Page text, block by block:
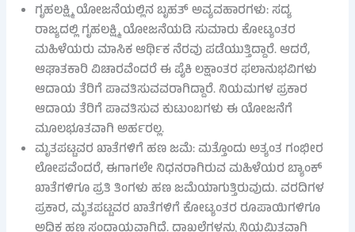
ಗೃಹಲಕ್ಷ್ಮಿ ಯೋಜನೆಯಲ್ಲಿನ ಬೃಹತ್ ಅವ್ಯವಹಾರಗಳು: ಸದ್ಯ
ರಾಜ್ಯದಲ್ಲಿ ಗೃಹಲಕ್ಷ್ಮಿ ಯೋಜನೆಯಡಿ ಸುಮಾರು ಕೋಟ್ಯಂತರ
ಮಹಿಳೆಯರು ಮಾಸಿಕ ಆರ್ಥಿಕ ನೆರವು ಪಡೆಯುತ್ತಿದ್ದಾರೆ. ಆದರೆ,
ಆಘಾತಕಾರಿ ವಿಚಾರವೆಂದರೆ ಈ ಪೈಕಿ ಲಕ್ಷಾಂತರ ಫಲಾನುಭವಿಗಳು
ಆದಾಯ ತೆರಿಗೆ ಪಾವತಿಸುವವರಾಗಿದ್ದಾರೆ. ನಿಯಮಗಳ ಪ್ರಕಾರ
ಆದಾಯ ತೆರಿಗೆ ಪಾವತಿಸುವ ಕುಟುಂಬಗಳು ಈ ಯೋಜನೆಗೆ
ಮೂಲಭೂತವಾಗಿ ಅರ್ಹರಲ್ಲ.
ಮೃತಪಟ್ಟವರ ಖಾತೆಗಳಿಗೆ ಹಣ ಜಮೆ: ಮತ್ತೊಂದು ಅತ್ಯಂತ ಗಂಭೀರ
ಲೋಪವೆಂದರೆ, ಈಗಾಗಲೇ ನಿಧನರಾಗಿರುವ ಮಹಿಳೆಯರ ಬ್ಯಾಂಕ್
ಖಾತೆಗಳಿಗೂ ಪ್ರತಿ ತಿಂಗಳು ಹಣ ಜಮೆಯಾಗುತ್ತಿರುವುದು. ವರದಿಗಳ
ಪ್ರಕಾರ, ಮೃತಪಟ್ಟವರ ಖಾತೆಗಳಿಗೆ ಕೋಟ್ಯಂತರ ರೂಪಾಯಿಗಳಿಗೂ